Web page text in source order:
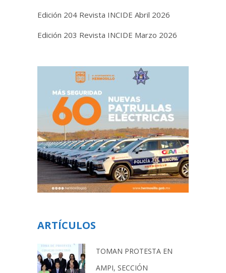
Edición 204 Revista INCIDE Abril 2026
Edición 203 Revista INCIDE Marzo 2026
ARTÍCULOS
TOMAN PROTESTA EN
AMPI, SECCIÓN